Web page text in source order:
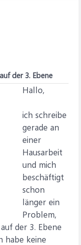
der 3. Ebene
Hallo,
ich schreibe
gerade an
einer
Hausarbeit
und mich
beschäftigt
schon
länger ein
Problem,
der 3. Ebene
habe keine